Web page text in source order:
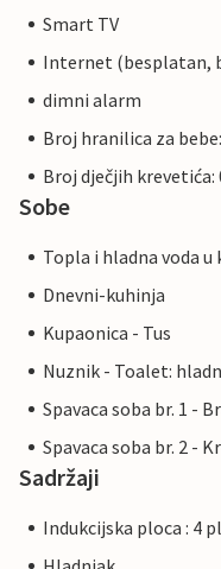
Smart TV
Internet (besplatan,
dimni alarm
Broj hranilica za
Broj dječjih krevetića:
Sobe
Topla i hladna voda u
Dnevni-kuhinja
Kupaonica - Tus
Nuznik - Toalet:
Spavaca soba br. 1 -
Spavaca soba br. 2 -
Sadržaji
Indukcijska ploca : 4